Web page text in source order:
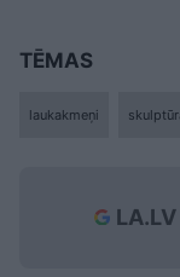
TĒMAS
laukakmeņi